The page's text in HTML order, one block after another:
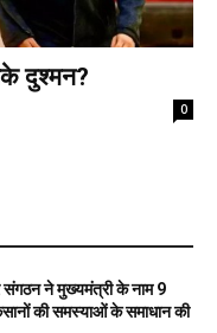
दुश्मन?
0
ने मुख्यमंत्री के नाम 9
की समस्याओं के समाधान की